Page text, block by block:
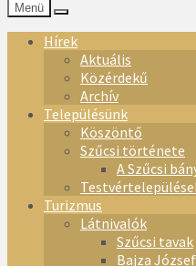
Menü
Hírek
Aktuális
Közérdekű
Archív
Településünk
Köszöntő
Szűcsi története
A Szűcsi
Turizmus
Látnivalók
Szűcsi tavak
Bajza